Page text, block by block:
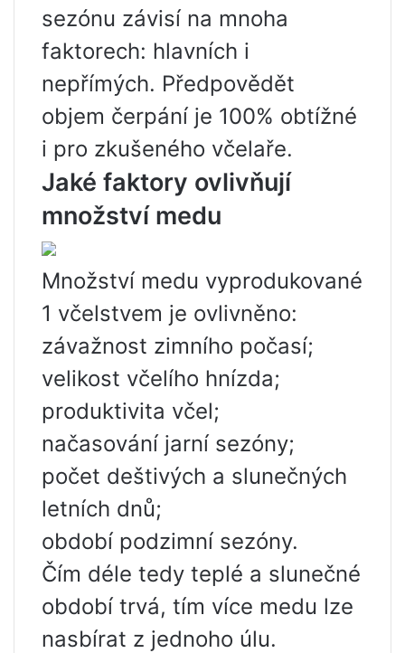
sezónu závisí na mnoha
faktorech: hlavních i
nepřímých. Předpovědět
objem čerpání je 100% obtížné
i pro zkušeného včelaře.
Jaké faktory ovlivňují
množství medu
Množství medu vyprodukované
1 včelstvem je ovlivněno:
závažnost zimního počasí;
velikost včelího hnízda;
produktivita včel;
načasování jarní sezóny;
počet deštivých a slunečných
letních dnů;
období podzimní sezóny.
Čím déle tedy teplé a slunečné
období trvá, tím více medu lze
nasbírat z jednoho úlu.